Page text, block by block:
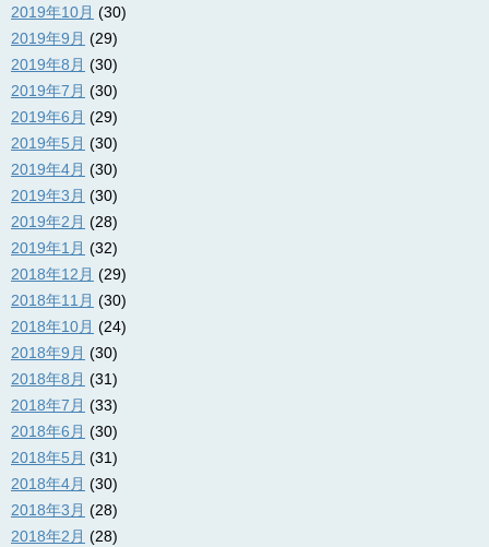
2019年10月 (30)
2019年9月 (29)
2019年8月 (30)
2019年7月 (30)
2019年6月 (29)
2019年5月 (30)
2019年4月 (30)
2019年3月 (30)
2019年2月 (28)
2019年1月 (32)
2018年12月 (29)
2018年11月 (30)
2018年10月 (24)
2018年9月 (30)
2018年8月 (31)
2018年7月 (33)
2018年6月 (30)
2018年5月 (31)
2018年4月 (30)
2018年3月 (28)
2018年2月 (28)